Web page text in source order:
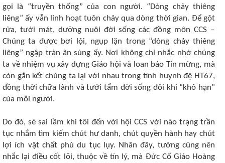
gọi là “truyền thống” của con người. “Dòng chảy thiêng
liêng” ấy vẫn linh hoạt tuôn chảy qua dòng thời gian. Để gột
rửa, tưới mát, dưỡng nuôi đời sống các đồng môn CCS ‒
Chúng ta được bơi lội, ngụp lặn trong “dòng chảy thiêng
liêng” ngập tràn ân sủng ấy. Nơi không chỉ nhắc nhở chúng
ta về nhiệm vụ xây dựng Giáo hội và loan báo Tin mừng, mà
còn gắn kết chúng ta lại với nhau trong tình huynh đệ HT67,
đồng thời chữa lành và tưới tẩm đời sống đôi khi “khô hạn”
của mỗi người.
Do đó, sẽ sai lầm khi tôi đến với hội CCS với não trạng trần
tục nhắm tìm kiếm chút hư danh, chút quyền hành hay chút
lợi ích vật chất phù du tục lụy. Nhân đây, tưởng cũng nên
nhắc lại điều cốt lõi, thuộc về tín lý, mà Đức Cố Giáo Hoàng